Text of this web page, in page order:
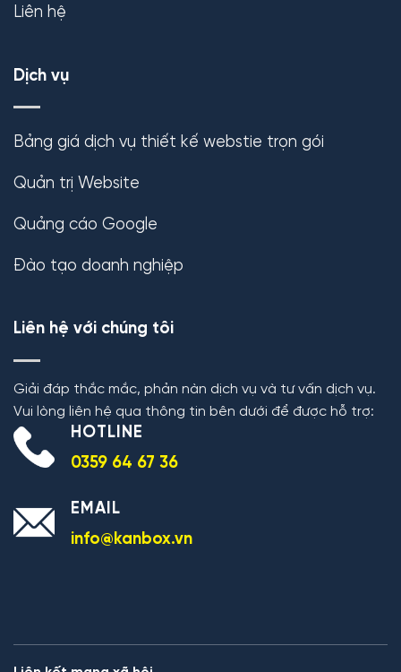
Liên hệ
Dịch vụ
Bảng giá dịch vụ thiết kế webstie trọn gói
Quản trị Website
Quảng cáo Google
Đào tạo doanh nghiệp
Liên hệ với chúng tôi
Giải đáp thắc mắc, phản nàn dịch vụ và tư vấn dịch vụ.
Vui lòng liên hệ qua thông tin bên dưới để được hỗ trợ:
HOTLINE
0359 64 67 36
EMAIL
info@kanbox.vn